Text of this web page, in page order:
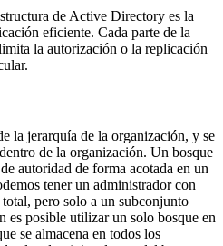
de Active Directory es la
eficiente. Cada parte de la
la autorización o la replicación
la jerarquía de la organización, y se
de la organización. Un bosque
autoridad de forma acotada en un
tener un administrador con
pero solo a un subconjunto
es posible utilizar un solo bosque en
se almacena en todos los